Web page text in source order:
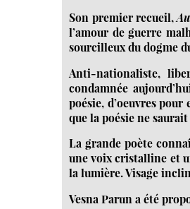
Son premier recueil,
l’amour de guerre
sourcilleux du dogme
Anti-nationaliste,
condamnée
poésie, d’oeuvres
que la poésie ne
La grande poète
une voix cristalline et
la lumière. Visage
Vesna Parun a été